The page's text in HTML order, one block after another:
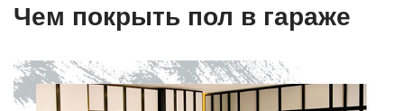
Чем покрыть пол в гараже